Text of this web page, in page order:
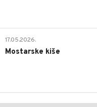
17.05.2026.
Mostarske kiše